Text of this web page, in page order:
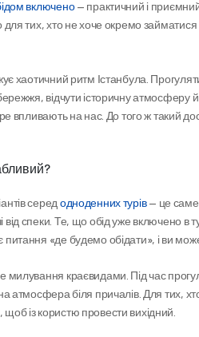
включено — практичний і приємний
тих, хто не хоче окремо
хаотичний ритм Істанбула.
відчути історичну
впливають на нас. До того ж такий
серед одноденних турів — це саме
спеки. Те, що обід уже включено в
«де будемо обідати», і ви
краєвидами. Під час
атмосфера біля причалів. Для тих,
із користю провести вихідний.